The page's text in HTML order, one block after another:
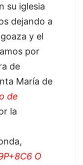
su iglesia
dejando a
y el
por
de
María de
de
la
O